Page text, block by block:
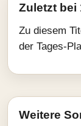
Zuletzt bei
Zu diesem
der Tages-
Weitere